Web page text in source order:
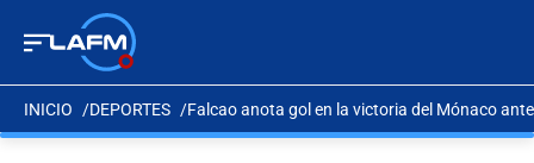
INICIO DEPORTES Falcao anota gol en la victoria del Mónaco